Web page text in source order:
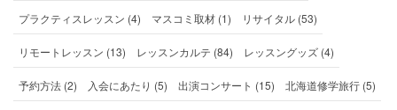
プラクティスレッスン (4) マスコミ取材 (1) リサイタル (53)
リモートレッスン (13) レッスンカルテ (84) レッスングッズ (4)
予約方法 (2) 入会にあたり (5) 出演コンサート (15) 北海道修学旅行 (5)